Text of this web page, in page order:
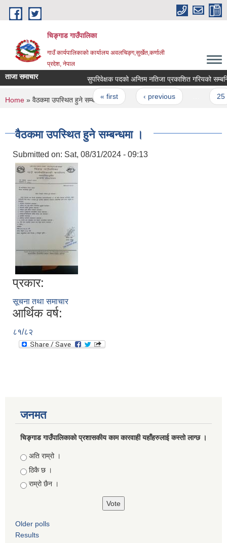
Skip to main content
चिङ्गाड गाउँपालिका
गाउँ कार्यपालिकाको कार्यालय अवलचिङ्ग,सुर्खेत,कर्णाली
प्रदेश, नेपाल
ताजा समाचार सुपरिवेक्षक पदको अन्तिम नतिजा प्रकाशित गरियको सम्बन्धि
Pages
« first ‹ previous
You are here
Home » वैठकमा उपस्थित हुने सम्बन्धमा ।
वैठकमा उपस्थित हुने सम्बन्धमा ।
Submitted on: Sat, 08/31/2024 - 09:13
प्रकार:
सूचना तथा समाचार
आर्थिक वर्ष:
८१/८२
जनमत
चिङ्गाड गाउँपालिकाको प्रशासकीय काम कारवाही यहाँहरुलाई कस्तो लाग्छ ।
Choices
अति राम्रो ।
ठिकै छ ।
राम्रो छैन ।
Older polls
Results